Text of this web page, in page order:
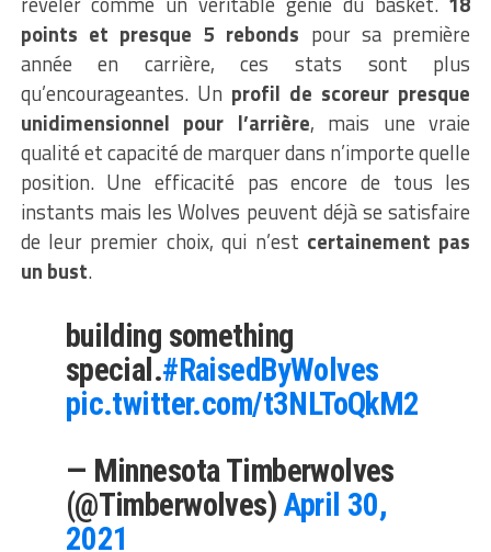
points et presque 5 rebonds pour sa première
année en carrière, ces stats sont plus
qu’encourageantes. Un profil de scoreur presque
unidimensionnel pour l’arrière, mais une vraie
qualité et capacité de marquer dans n’importe quelle
position. Une efficacité pas encore de tous les
instants mais les Wolves peuvent déjà se satisfaire
de leur premier choix, qui n’est certainement pas
un bust.
building something
special.#RaisedByWolves
pic.twitter.com/t3NLToQkM2
— Minnesota Timberwolves
(@Timberwolves) April 30,
2021